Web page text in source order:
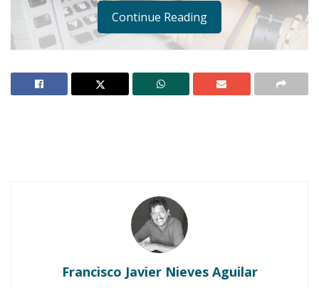
Buena tarde taurina en Ahuacatlán
Continue Reading
Francisco Javier Nieves Aguilar